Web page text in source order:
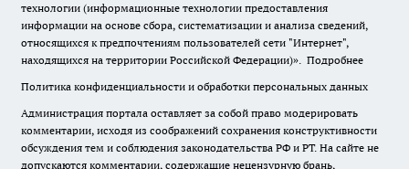
технологии (информационные технологии предоставления
информации на основе сбора, систематизации и анализа сведений,
относящихся к предпочтениям пользователей сети "Интернет",
находящихся на территории Российской Федерации)». Подробнее
Политика конфиденциальности и обработки персональных данных
Администрация портала оставляет за собой право модерировать
комментарии, исходя из соображений сохранения конструктивности
обсуждения тем и соблюдения законодательства РФ и РТ. На сайте не
допускаются комментарии, содержащие нецензурную брань,